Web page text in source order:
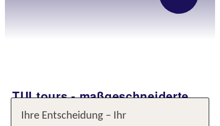
TUI tours - maßgeschneiderte
Reiseerlebnisse
Ihre Entscheidung – Ihr